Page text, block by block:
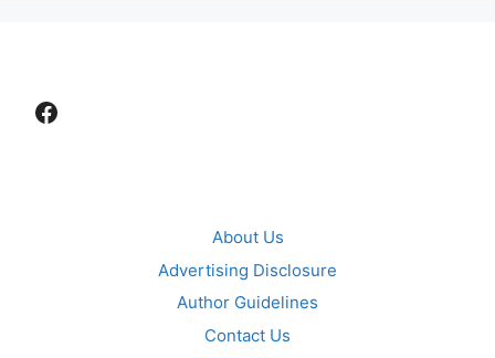
Facebook
About Us
Advertising Disclosure
Author Guidelines
Contact Us